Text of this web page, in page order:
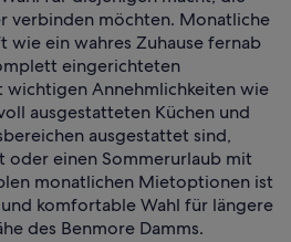
verbinden möchten. Monatliche
wie ein wahres Zuhause fernab
eingerichteten
Annehmlichkeiten wie
ausgestatteten Küchen und
ausgestattet sind,
oder einen Sommerurlaub mit
monatlichen Mietoptionen ist
komfortable Wahl für längere
des Benmore Damms.